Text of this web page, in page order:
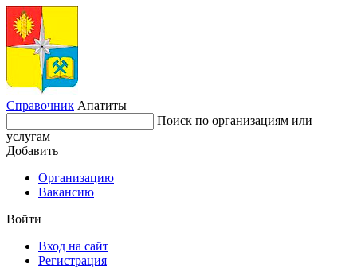
Справочник Апатиты
Поиск по организациям или
услугам
Добавить
Организацию
Вакансию
Войти
Вход на сайт
Регистрация